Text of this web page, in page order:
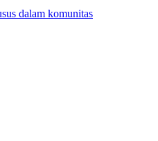
dalam komunitas